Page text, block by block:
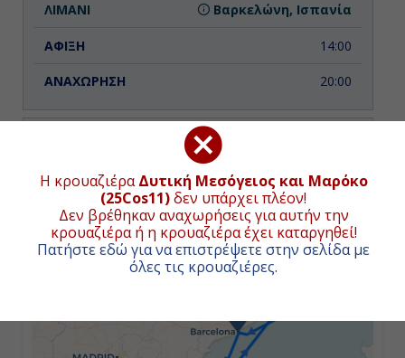
Η κρουαζιέραΔυτική Μεσόγειος και Μαρόκο
(25Cos11)δεν υπάρχει πλέον!
Δεν βρέθηκαν αναχωρήσεις για αυτήν την
κρουαζιέρα ή η κρουαζιέρα έχει καταργηθεί!
Πατήστε εδώ για να επιστρέψετε στην σελίδα με
όλες τις κρουαζιέρες.
Βαρκελώνη, Ισπανία
14:00
20:00
Εν Πλω
-
-
Ημέρα 3η
Καντίζ ( Σεβίλλη ), Ισπανία
ΧΑΡΤΗΣ ΚΡΟΥΑΖΙΕΡΑΣ
+